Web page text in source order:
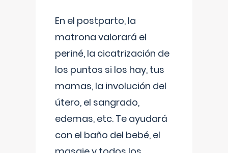
En el postparto, la
matrona valorará el
periné, la cicatrización de
los puntos si los hay, tus
mamas, la involución del
útero, el sangrado,
edemas, etc. Te ayudará
con el baño del bebé, el